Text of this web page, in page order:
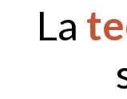
La